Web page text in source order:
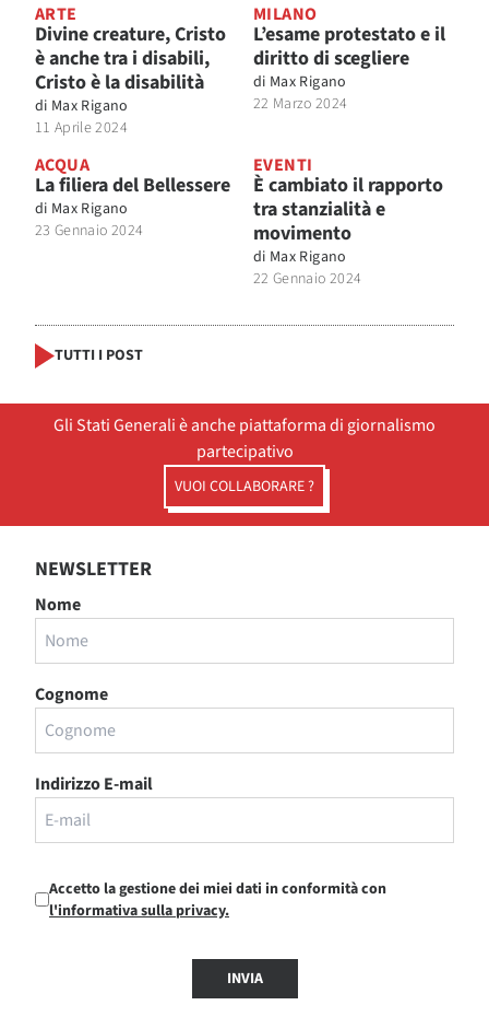
ARTE
Divine creature, Cristo
è anche tra i disabili,
Cristo è la disabilità
di Max Rigano
11 Aprile 2024
MILANO
L’esame protestato e il
diritto di scegliere
di Max Rigano
22 Marzo 2024
ACQUA
La filiera del Bellessere
di Max Rigano
23 Gennaio 2024
EVENTI
È cambiato il rapporto
tra stanzialità e
movimento
di Max Rigano
22 Gennaio 2024
TUTTI I POST
Gli Stati Generali è anche piattaforma di giornalismo
partecipativo
VUOI COLLABORARE ?
NEWSLETTER
Nome
Cognome
Indirizzo E-mail
Accetto la gestione dei miei dati in conformità con
l'informativa sulla privacy.
INVIA